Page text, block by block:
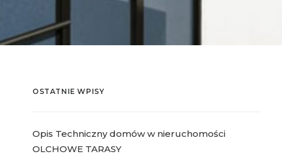
OSTATNIE WPISY
Opis Techniczny domów w nieruchomości
OLCHOWE TARASY